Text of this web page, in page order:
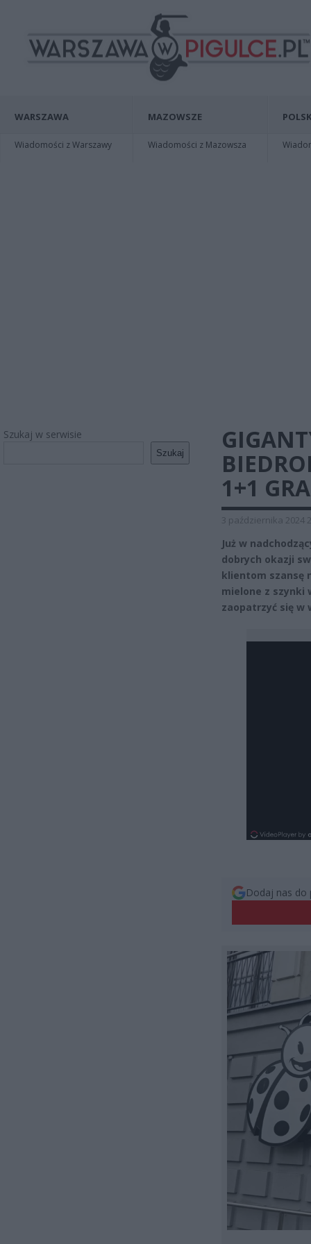
WARSZAWA
Wiadomości z Warszawy
MAZOWSZE
Wiadomości z Mazowsza
Szukaj w serwisie
Szukaj
1+1
3 października 2024
Już w
dobrych okazji
klientom szansę
mielone z szynki
zaopatrzyć się w
Dodaj nas do